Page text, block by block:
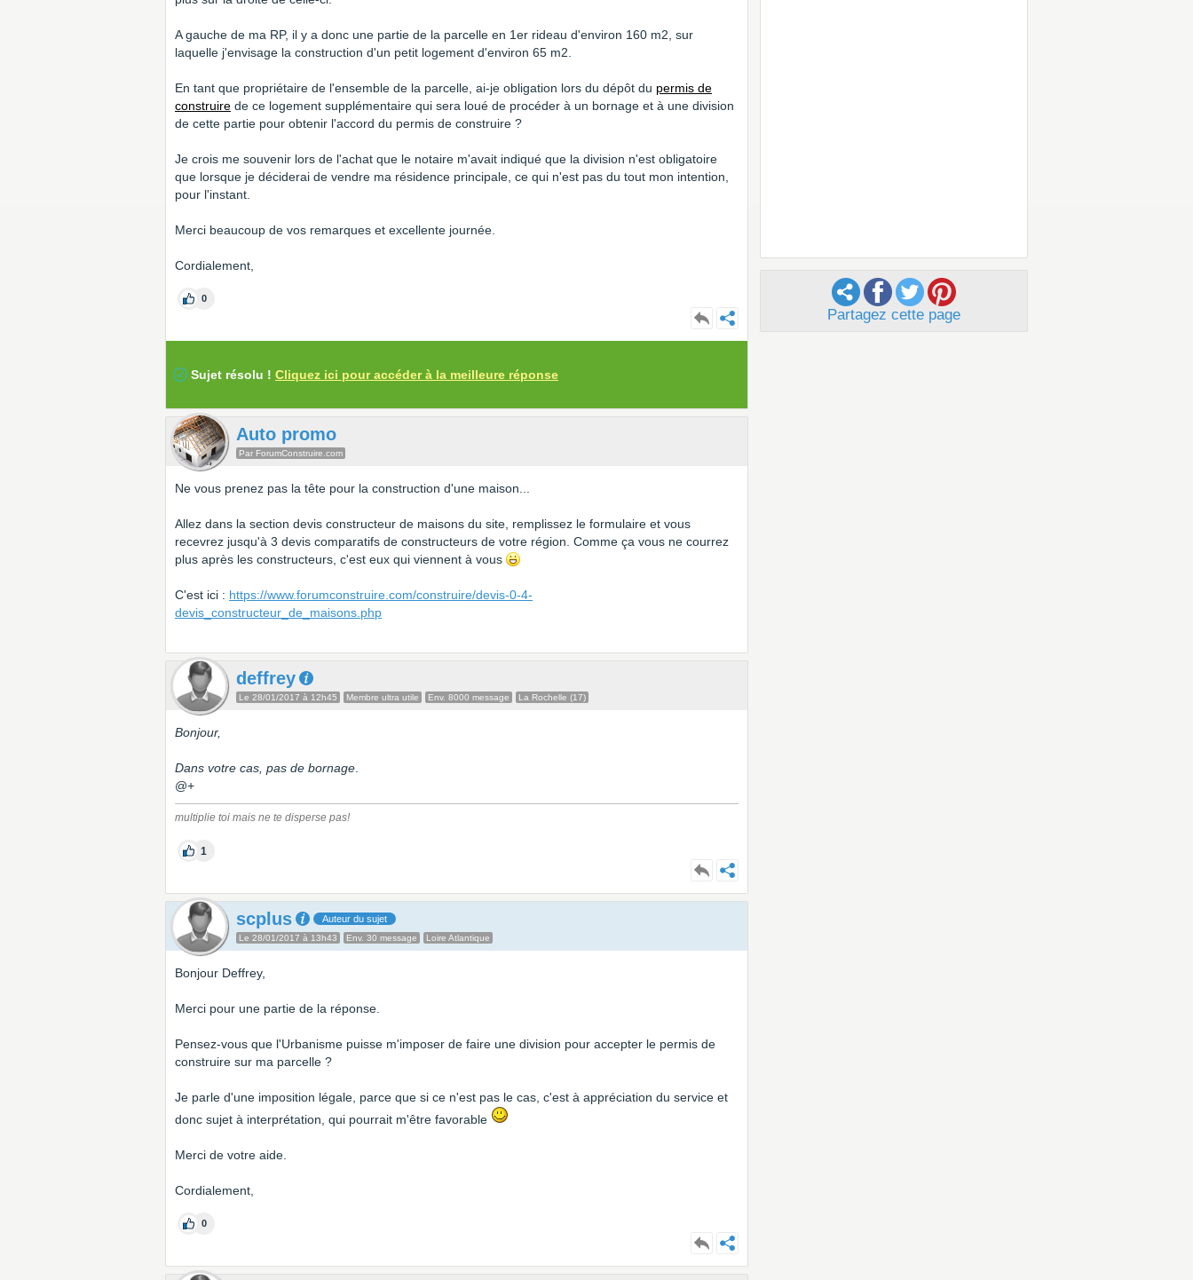
A gauche de ma RP, il y a donc une partie de la parcelle en 1er rideau d'environ 160 m2, sur
laquelle j'envisage la construction d'un petit logement d'environ 65 m2.
En tant que propriétaire de l'ensemble de la parcelle, ai-je obligation lors du dépôt du permis de
construire de ce logement supplémentaire qui sera loué de procéder à un bornage et à une division
de cette partie pour obtenir l'accord du permis de construire ?
Je crois me souvenir lors de l'achat que le notaire m'avait indiqué que la division n'est obligatoire
que lorsque je déciderai de vendre ma résidence principale, ce qui n'est pas du tout mon intention,
pour l'instant.
Merci beaucoup de vos remarques et excellente journée.
Cordialement,
0
Sujet résolu ! Cliquez ici pour accéder à la meilleure réponse
Auto promo
Par ForumConstruire.com
Ne vous prenez pas la tête pour la construction d'une maison...
Allez dans la section devis constructeur de maisons du site, remplissez le formulaire et vous
recevrez jusqu'à 3 devis comparatifs de constructeurs de votre région. Comme ça vous ne courrez
plus après les constructeurs, c'est eux qui viennent à vous
C'est ici : https://www.forumconstruire.com/construire/devis-0-4-
devis_constructeur_de_maisons.php
deffrey
Le 28/01/2017 à 12h45 Membre ultra utile Env. 8000 message La Rochelle (17)
Bonjour,
Dans votre cas, pas de bornage
@+
multiplie toi mais ne te disperse pas!
1
scplus Auteur du sujet
Le 28/01/2017 à 13h43 Env. 30 message Loire Atlantique
Bonjour Deffrey,
Merci pour une partie de la réponse.
Pensez-vous que l'Urbanisme puisse m'imposer de faire une division pour accepter le permis de
construire sur ma parcelle ?
Je parle d'une imposition légale, parce que si ce n'est pas le cas, c'est à appréciation du service et
donc sujet à interprétation, qui pourrait m'être favorable
Merci de votre aide.
Cordialement,
0
Partagez cette page